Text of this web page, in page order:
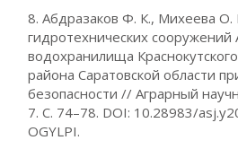
8. Абдразаков Ф. К., Михеева
гидротехнических сооружений
водохранилища
района Саратовской области
безопасности // Аграрный
7. С. 74–78. DOI: 10.28983/
OGYLPI.